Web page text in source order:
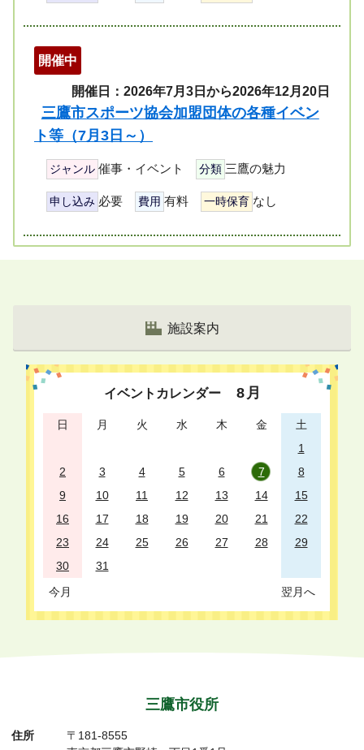
開催中
開催日：2026年7月3日から2026年12月20日
三鷹市スポーツ協会加盟団体の各種イベン
ト等（7月3日～）
ジャンル 催事・イベント 分類 三鷹の魅力
申し込み 必要 費用 有料 一時保育 なし
施設案内
イベントカレンダー 8 月
日 月 火 水 木 金
土
1
2
3 4 5 6 7
8
9
10 11 12 13 14
15
16
17 18 19 20 21
22
23
24 25 26 27 28
29
30
31
今月 翌月へ
三鷹市役所
住所
〒181-8555